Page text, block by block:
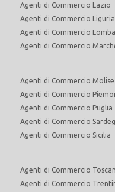
Agenti di Commercio Lazio
Agenti di Commercio Liguria
Agenti di Commercio
Agenti di Commercio
Agenti di Commercio Molise
Agenti di Commercio
Agenti di Commercio Puglia
Agenti di Commercio
Agenti di Commercio Sicilia
Agenti di Commercio
Agenti di Commercio